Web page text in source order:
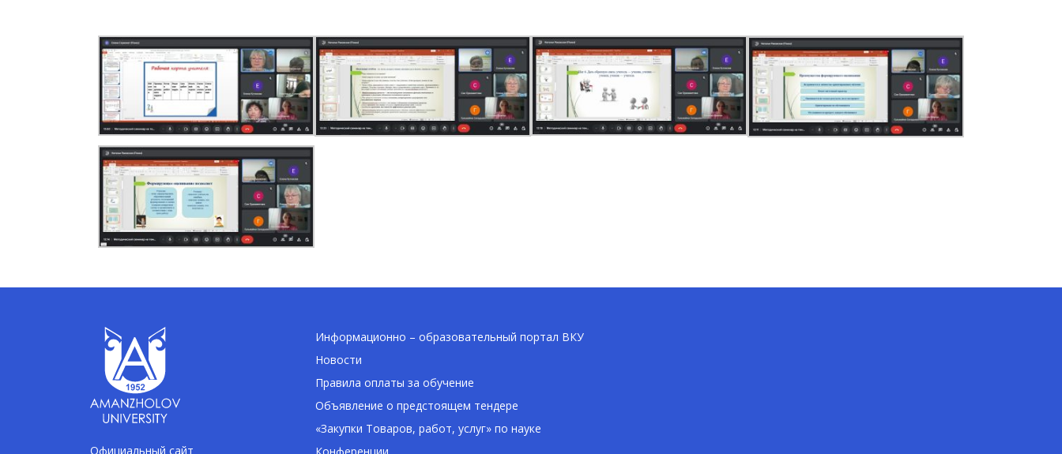
Официальный сайт
Информационно – образовательный портал ВКУ
Новости
Правила оплаты за обучение
Объявление о предстоящем тендере
«Закупки Товаров, работ, услуг» по науке
AI-Talapker